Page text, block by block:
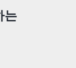
는